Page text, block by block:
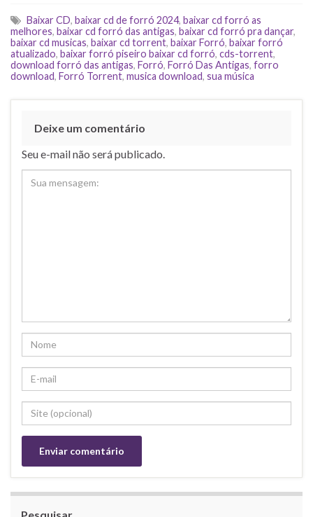
Baixar CD, baixar cd de forró 2024, baixar cd forró as
melhores, baixar cd forró das antigas, baixar cd forró pra dançar,
baixar cd musicas, baixar cd torrent, baixar Forró, baixar forró
atualizado, baixar forró piseiro baixar cd forró, cds-torrent,
download forró das antigas, Forró, Forró Das Antigas, forro
download, Forró Torrent, musica download, sua música
Deixe um comentário
Seu e-mail não será publicado.
Pesquisar